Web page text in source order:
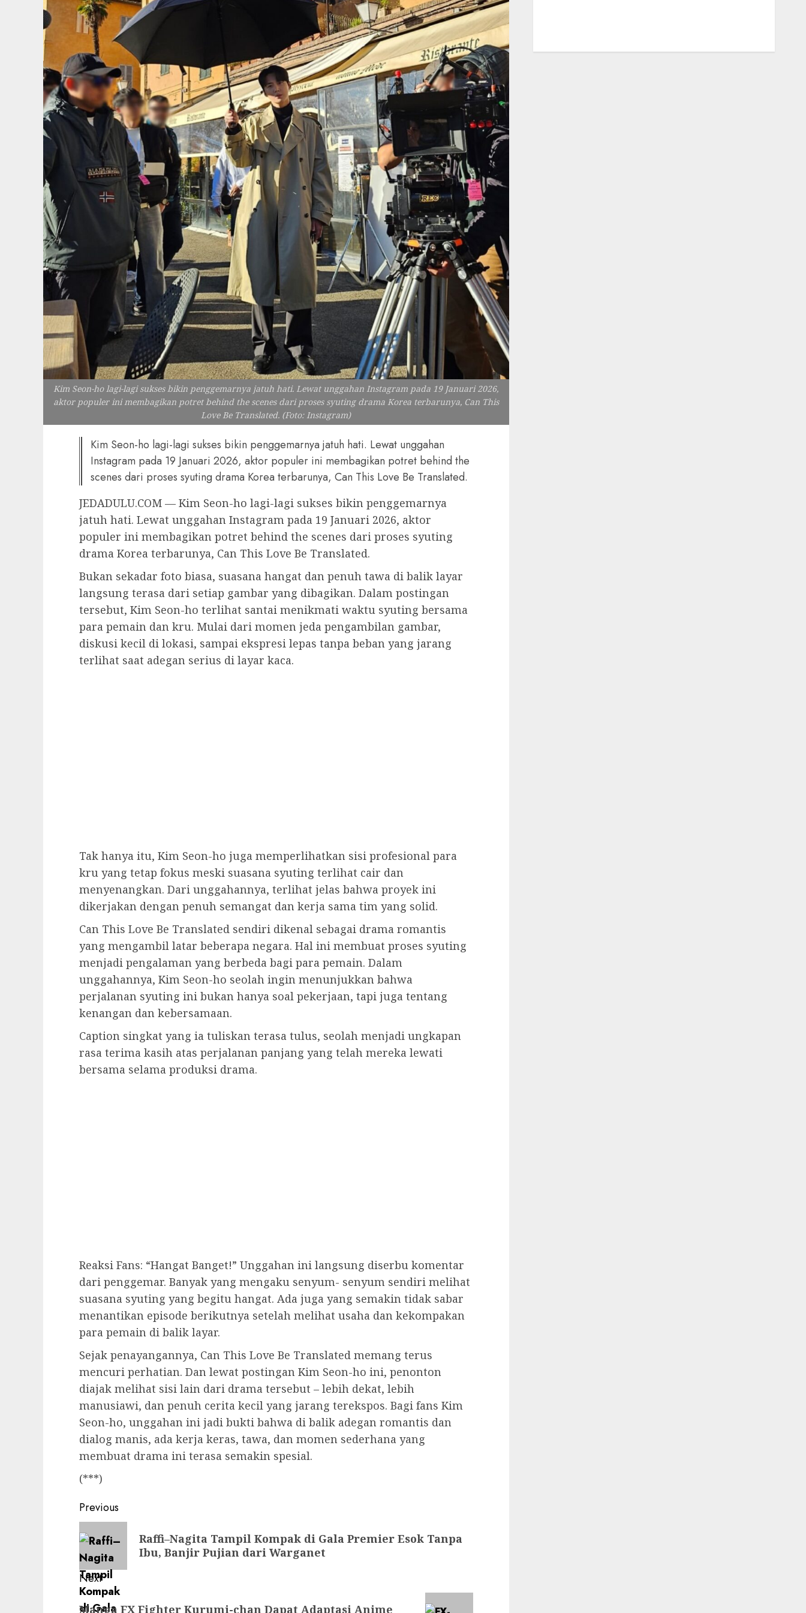
Kim Seon-ho lagi-lagi sukses bikin penggemarnya jatuh hati. Lewat unggahan Instagram pada 19 Januari 2026,
aktor populer ini membagikan potret behind the scenes dari proses syuting drama Korea terbarunya, Can This
Love Be Translated. (Foto: Instagram)
Kim Seon-ho lagi-lagi sukses bikin penggemarnya jatuh hati. Lewat unggahan
Instagram pada 19 Januari 2026, aktor populer ini membagikan potret behind the
scenes dari proses syuting drama Korea terbarunya, Can This Love Be Translated.
JEDADULU.COM — Kim Seon-ho lagi-lagi sukses bikin penggemarnya
jatuh hati. Lewat unggahan Instagram pada 19 Januari 2026, aktor
populer ini membagikan potret behind the scenes dari proses syuting
drama Korea terbarunya, Can This Love Be Translated.
Bukan sekadar foto biasa, suasana hangat dan penuh tawa di balik layar
langsung terasa dari setiap gambar yang dibagikan. Dalam postingan
tersebut, Kim Seon-ho terlihat santai menikmati waktu syuting bersama
para pemain dan kru. Mulai dari momen jeda pengambilan gambar,
diskusi kecil di lokasi, sampai ekspresi lepas tanpa beban yang jarang
terlihat saat adegan serius di layar kaca.
Tak hanya itu, Kim Seon-ho juga memperlihatkan sisi profesional para
kru yang tetap fokus meski suasana syuting terlihat cair dan
menyenangkan. Dari unggahannya, terlihat jelas bahwa proyek ini
dikerjakan dengan penuh semangat dan kerja sama tim yang solid.
Can This Love Be Translated sendiri dikenal sebagai drama romantis
yang mengambil latar beberapa negara. Hal ini membuat proses syuting
menjadi pengalaman yang berbeda bagi para pemain. Dalam
unggahannya, Kim Seon-ho seolah ingin menunjukkan bahwa
perjalanan syuting ini bukan hanya soal pekerjaan, tapi juga tentang
kenangan dan kebersamaan.
Caption singkat yang ia tuliskan terasa tulus, seolah menjadi ungkapan
rasa terima kasih atas perjalanan panjang yang telah mereka lewati
bersama selama produksi drama.
Reaksi Fans: “Hangat Banget!” Unggahan ini langsung diserbu komentar
dari penggemar. Banyak yang mengaku senyum- senyum sendiri melihat
suasana syuting yang begitu hangat. Ada juga yang semakin tidak sabar
menantikan episode berikutnya setelah melihat usaha dan kekompakan
para pemain di balik layar.
Sejak penayangannya, Can This Love Be Translated memang terus
mencuri perhatian. Dan lewat postingan Kim Seon-ho ini, penonton
diajak melihat sisi lain dari drama tersebut – lebih dekat, lebih
manusiawi, dan penuh cerita kecil yang jarang terekspos. Bagi fans Kim
Seon-ho, unggahan ini jadi bukti bahwa di balik adegan romantis dan
dialog manis, ada kerja keras, tawa, dan momen sederhana yang
membuat drama ini terasa semakin spesial.
(***)
Post
navigation
Previous
Previous
post:
Raffi–Nagita Tampil Kompak di Gala Premier Esok Tanpa
Ibu, Banjir Pujian dari Warganet
Next
Next
Manga FX Fighter Kurumi-chan Dapat Adaptasi Anime